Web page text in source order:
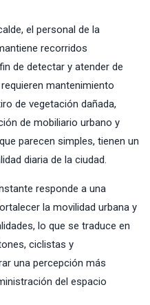
el personal de la
recorridos
de detectar y atender de
mantenimiento
de vegetación dañada,
de mobiliario urbano y
parecen simples, tienen un
diaria de la ciudad.
responde a una
la movilidad urbana y
lo que se traduce en
ciclistas y
una percepción más
del espacio